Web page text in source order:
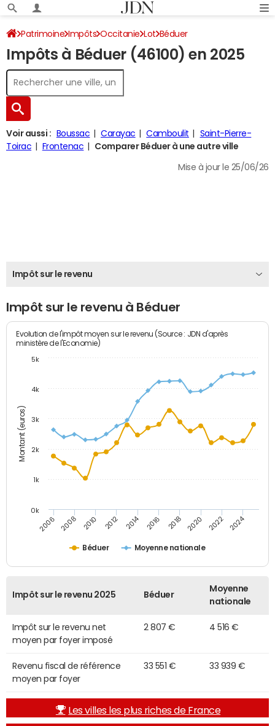
Patrimoine Impôts Occitanie Lot Béduer
Impôt sur le revenu
Impôts à Béduer (46100) en 2025
Voir aussi : Boussac Carayac Camboulit
Saint-Pierre-
Toirac
Frontenac Comparer Béduer à une autre ville
Mise à jour le 25/06/26
Impôt sur le revenu
Impôt sur le revenu à Béduer
Montant (euros)
Evolution de l'impôt moyen sur le revenu (Source : JDN d'après
ministère de l'Economie)
Béduer Moyenne nationale
2006 2008 2010 2012 2014 2016 2018 2020 2022 2024
0k
1k
2k
3k
4k
5k
Impôt sur le revenu 2025 Béduer
Moyenne
nationale
Impôt sur le revenu net
moyen par foyer imposé
2 807 € 4 516 €
Revenu fiscal de référence
moyen par foyer
33 551 € 33 939 €
Les villes les plus riches de France